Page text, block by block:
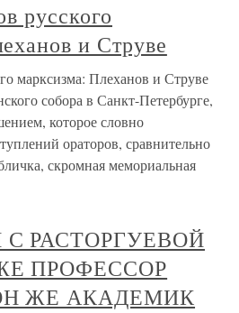
русского
и Струве
марксизма: Плеханов и Струве
собора в Санкт-Петербурге,
которое словно
ораторов, сравнительно
скромная мемориальная
С РАСТОРГУЕВОЙ
ПРОФЕССОР
ЖЕ АКАДЕМИК